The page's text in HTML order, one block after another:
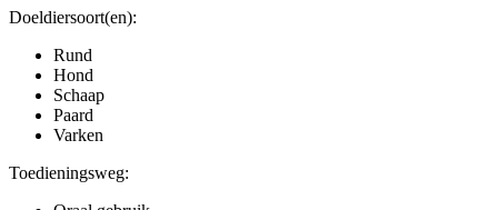
Doeldiersoort(en):
Rund
Hond
Schaap
Paard
Varken
Toedieningsweg: